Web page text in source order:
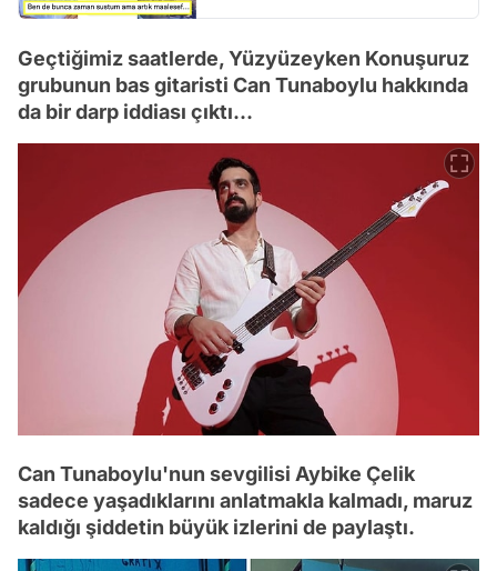
Geçtiğimiz saatlerde, Yüzyüzeyken Konuşuruz
grubunun bas gitaristi Can Tunaboylu hakkında
da bir darp iddiası çıktı...
Can Tunaboylu'nun sevgilisi Aybike Çelik
sadece yaşadıklarını anlatmakla kalmadı, maruz
kaldığı şiddetin büyük izlerini de paylaştı.